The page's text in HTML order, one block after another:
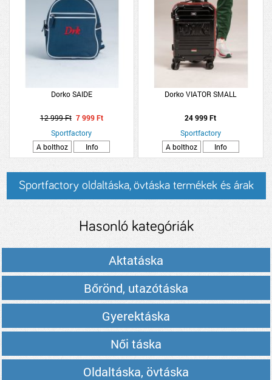
Dorko SAIDE
12 999 Ft 7 999 Ft
Sportfactory
A bolthoz
Info
Dorko VIATOR SMALL
24 999 Ft
Sportfactory
A bolthoz
Info
Sportfactory oldaltáska, övtáska termékek és árak
Hasonló kategóriák
Aktatáska
Bőrönd, utazótáska
Gyerektáska
Női táska
Oldaltáska, övtáska